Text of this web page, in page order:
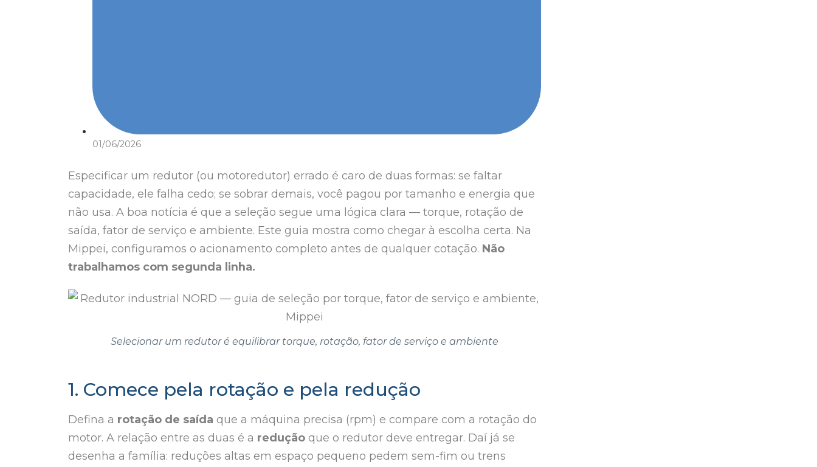
01/06/2026
Especificar um redutor (ou motoredutor) errado é caro de duas formas: se faltar
capacidade, ele falha cedo; se sobrar demais, você pagou por tamanho e energia que
não usa. A boa notícia é que a seleção segue uma lógica clara — torque, rotação de
saída, fator de serviço e ambiente. Este guia mostra como chegar à escolha certa. Na
Mippei, configuramos o acionamento completo antes de qualquer cotação. Não
trabalhamos com segunda linha.
Selecionar um redutor é equilibrar torque, rotação, fator de serviço e ambiente
1. Comece pela rotação e pela redução
Defina a rotação de saída que a máquina precisa (rpm) e compare com a rotação do
motor. A relação entre as duas é a redução que o redutor deve entregar. Daí já se
desenha a família: reduções altas em espaço pequeno pedem sem-fim ou trens